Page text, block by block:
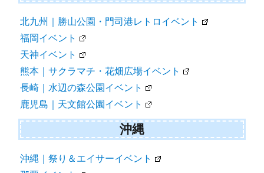
北九州｜勝山公園・門司港レトロイベント
福岡イベント
天神イベント
熊本｜サクラマチ・花畑広場イベント
長崎｜水辺の森公園イベント
鹿児島｜天文館公園イベント
沖縄
沖縄｜祭り＆エイサーイベント